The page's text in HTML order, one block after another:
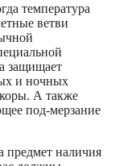
температура
ветви
защищает
и ночных
А также
пoд-мepзaниe
предмет наличия